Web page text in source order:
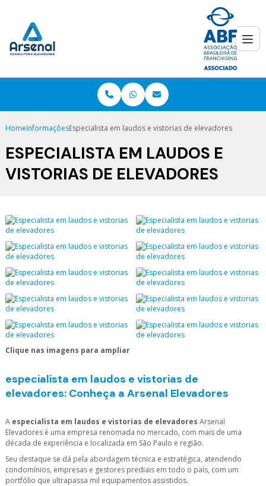
HomeInformaçõesEspecialista em laudos e vistorias de elevadores
ESPECIALISTA EM LAUDOS E
VISTORIAS DE ELEVADORES
Clique nas imagens para ampliar
especialista em laudos e vistorias de
elevadores: Conheça a Arsenal Elevadores
A especialista em laudos e vistorias de elevadores Arsenal
Elevadores é uma empresa renomada no mercado, com mais de uma
década de experiência e localizada em São Paulo e região.
Seu destaque se dá pela abordagem técnica e estratégica, atendendo
condomínios, empresas e gestores prediais em todo o país, com um
portfólio que ultrapassa mil equipamentos assistidos.